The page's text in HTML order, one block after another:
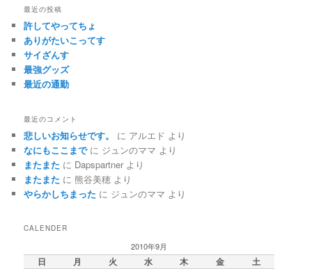
最近の投稿
許してやってちょ
ありがたいこってす
サイざんす
最強グッズ
最近の通勤
最近のコメント
悲しいお知らせです。 に アルエド より
なにもここまでに ジュンのママ より
またまた に Dapspartner より
またまた に 熊谷美穂 より
やらかしちまった に ジュンのママ より
CALENDER
2010年9月
日 月 火 水 木 金
土